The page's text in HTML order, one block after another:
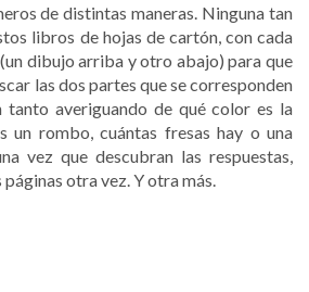
de distintas maneras. Ninguna tan
libros de hojas de cartón, con cada
dibujo arriba y otro abajo) para que
las dos partes que se corresponden
tanto averiguando de qué color es la
un rombo, cuántas fresas hay o una
vez que descubran las respuestas,
otra vez. Y otra más.